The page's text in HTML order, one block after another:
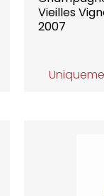
Vieilles
2007